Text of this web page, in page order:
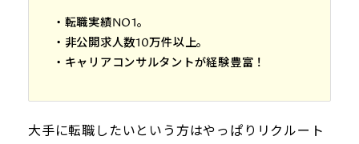
・転職実績NO1。
・非公開求人数10万件以上。
・キャリアコンサルタントが経験豊富！
大手に転職したいという方はやっぱりリクルート